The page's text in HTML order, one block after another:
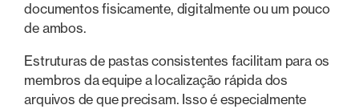
documentos fisicamente, digitalmente ou um pouco
de ambos.
Estruturas de pastas consistentes facilitam para os
membros da equipe a localização rápida dos
arquivos de que precisam. Isso é especialmente